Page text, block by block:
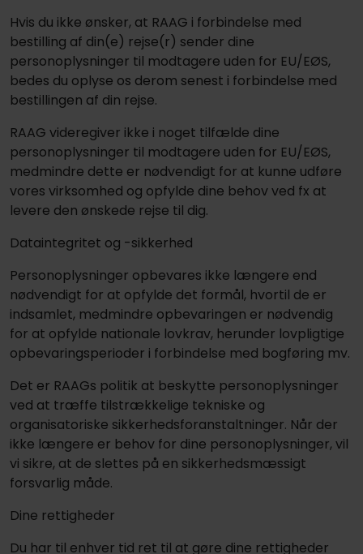
Hvis du ikke ønsker, at RAAG i forbindelse med
bestilling af din(e) rejse(r) sender dine
personoplysninger til modtagere uden for EU/EØS,
bedes du oplyse os derom senest i forbindelse med
bestillingen af din rejse.
RAAG videregiver ikke i noget tilfælde dine
personoplysninger til modtagere uden for EU/EØS,
medmindre dette er nødvendigt for at kunne udføre
vores virksomhed og opfylde dine behov ved fx at
levere den ønskede rejse til dig.
Dataintegritet og -sikkerhed
Personoplysninger opbevares ikke længere end
nødvendigt for at opfylde det formål, hvortil de er
indsamlet, medmindre opbevaringen er nødvendig
for at opfylde nationale lovkrav, herunder lovpligtige
opbevaringsperioder i forbindelse med bogføring mv.
Det er RAAGs politik at beskytte personoplysninger
ved at træffe tilstrækkelige tekniske og
organisatoriske sikkerhedsforanstaltninger. Når der
ikke længere er behov for dine personoplysninger, vil
vi sikre, at de slettes på en sikkerhedsmæssigt
forsvarlig måde.
Dine rettigheder
Du har til enhver tid ret til at gøre dine rettigheder